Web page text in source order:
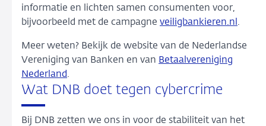
informatie en lichten samen consumenten voor,
bijvoorbeeld met de campagne veiligbankieren.nl .
Meer weten? Bekijk de website van de Nederlandse
Vereniging van Banken en van Betaalvereniging
Nederland.
Wat DNB doet tegen cybercrime
Bij DNB zetten we ons in voor de stabiliteit van het